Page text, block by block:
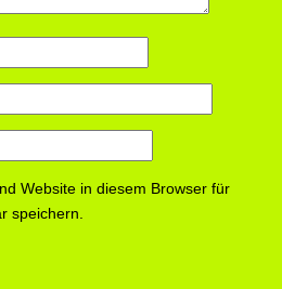
Website in diesem Browser für
speichern.